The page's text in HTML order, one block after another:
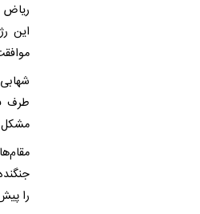
ریاض
این
طرف
مشکل
را